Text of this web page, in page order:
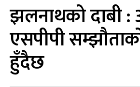
झलनाथको दाबी
एसपीपी
हुँदैछ